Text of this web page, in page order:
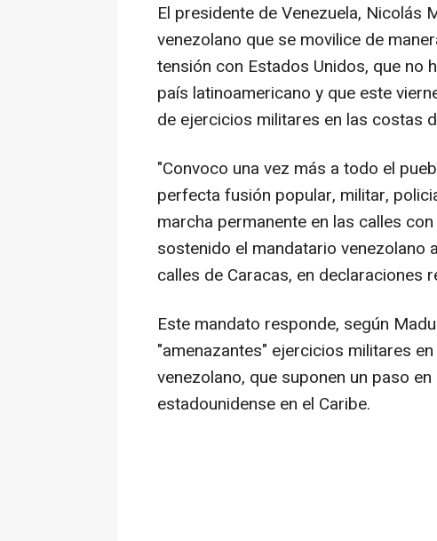
El presidente de Venezuela, Nicolás
venezolano que se movilice de
tensión con Estados Unidos, que no
país latinoamericano y que este
de ejercicios militares en las costas
"Convoco una vez más a todo el
perfecta fusión popular, militar,
marcha permanente en las calles
sostenido el mandatario venezolano
calles de Caracas, en declaraciones
Este mandato responde, según
"amenazantes" ejercicios militares
venezolano, que suponen un paso
estadounidense en el Caribe.